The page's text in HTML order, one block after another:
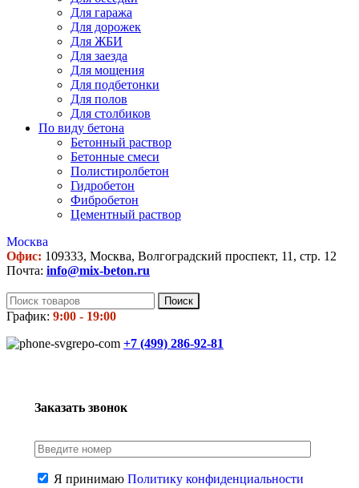
Для гаража
Для дорожек
Для ЖБИ
Для заезда
Для мощения
Для подбетонки
Для полов
Для столбиков
По виду бетона
Бетонный раствор
Бетонные смеси
Полистиролбетон
Гидробетон
Фибробетон
Цементный раствор
Москва
Офис: 109333, Москва, Волгоградский проспект, 11, стр. 12
Почта: info@mix-beton.ru
Поиск
График: 9:00 - 19:00
+7 (499) 286-92-81
Заказать звонок
Я принимаю Политику конфиденциальности